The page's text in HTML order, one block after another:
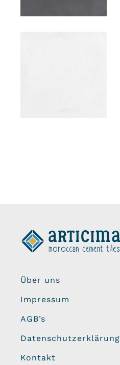
Über uns
Impressum
AGB’s
Datenschutzerklärung
Kontakt